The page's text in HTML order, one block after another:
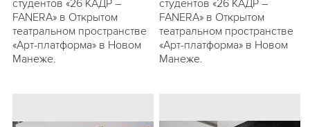
студентов «26 КАДР –
FANERA» в Открытом
театральном пространстве
«Арт-платформа» в Новом
Манеже.
студентов «26 КАДР –
FANERA» в Открытом
театральном пространстве
«Арт-платформа» в Новом
Манеже.